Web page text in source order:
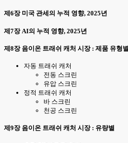
제6장 미국 관세의 누적 영향, 2025년
제7장 AI의 누적 영향, 2025년
제8장 음이온 트래쉬 캐처 시장 : 제품 유형별
자동 트래쉬 캐처
전동 스크린
유압 스크린
정적 트래쉬 캐처
바 스크린
천공 스크린
제9장 음이온 트래쉬 캐처 시장 : 유량별